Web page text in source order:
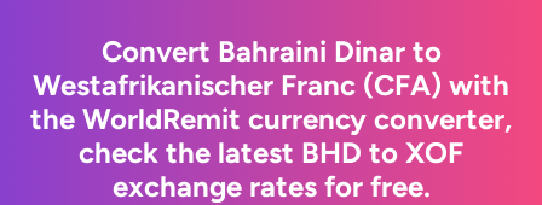
Convert Bahraini Dinar to
Westafrikanischer Franc (CFA) with
the WorldRemit currency converter,
check the latest BHD to XOF
exchange rates for free.